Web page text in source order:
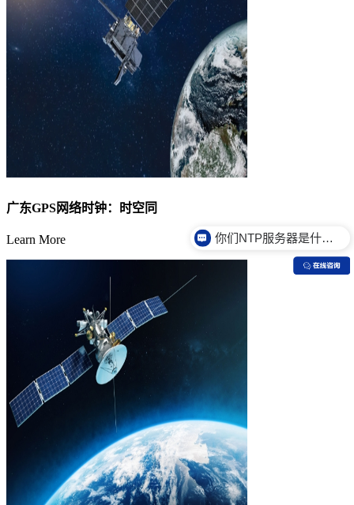
广东GPS网络时钟：时空同
Learn More 你们NTP服务器是什么价格？